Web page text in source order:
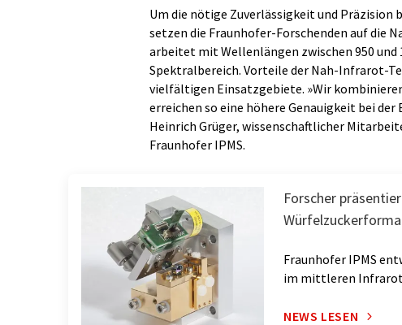
Um die nötige Zuverlässigkeit und Präzision
setzen die Fraunhofer-Forschenden auf die
arbeitet mit Wellenlängen zwischen 950
Spektralbereich. Vorteile der Nah-Infrarot-
vielfältigen Einsatzgebiete. »Wir
erreichen so eine höhere Genauigkeit bei
Heinrich Grüger, wissenschaftlicher
Fraunhofer IPMS.
Forscher
Fraunhofer IPMS
im mittleren
NEWS LESEN